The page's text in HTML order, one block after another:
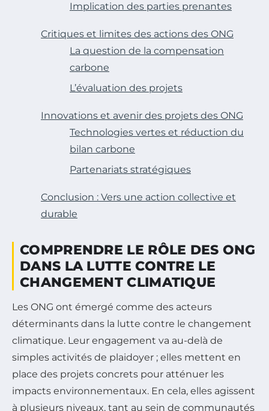
Implication des parties prenantes
Critiques et limites des actions des ONG
La question de la compensation
carbone
L’évaluation des projets
Innovations et avenir des projets des ONG
Technologies vertes et réduction du
bilan carbone
Partenariats stratégiques
Conclusion : Vers une action collective et
durable
COMPRENDRE LE RÔLE DES ONG
DANS LA LUTTE CONTRE LE
CHANGEMENT CLIMATIQUE
Les ONG ont émergé comme des acteurs
déterminants dans la lutte contre le changement
climatique. Leur engagement va au-delà de
simples activités de plaidoyer ; elles mettent en
place des projets concrets pour atténuer les
impacts environnementaux. En cela, elles agissent
à plusieurs niveaux, tant au sein de communautés